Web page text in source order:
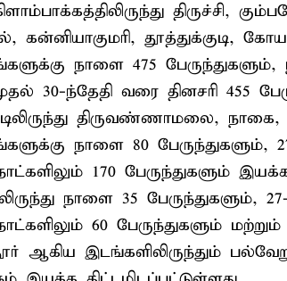
திருச்சி,
கன்னியாகுமரி, தூத்துக்குடி,
நாளை 475 பேருந்துகளும்,
30-ந்தேதி வரை தினசரி 455
திருவண்ணாமலை,
நாளை 80 பேருந்துகளும்,
170 பேருந்துகளும் இயக்க
நாளை 35 பேருந்துகளும்,
60 பேருந்துகளும் மற்றும்
ஆகிய இடங்களிலிருந்தும்